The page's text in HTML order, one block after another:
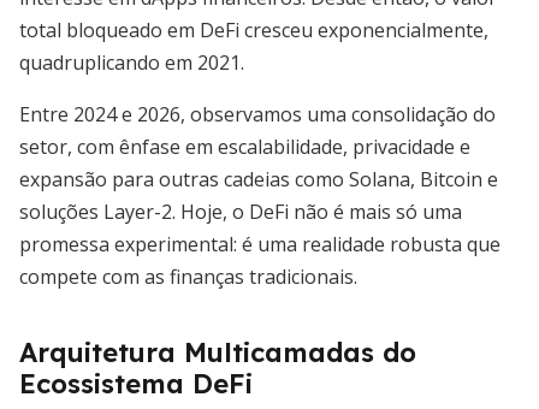
total bloqueado em DeFi cresceu exponencialmente,
quadruplicando em 2021.
Entre 2024 e 2026, observamos uma consolidação do
setor, com ênfase em escalabilidade, privacidade e
expansão para outras cadeias como Solana, Bitcoin e
soluções Layer-2. Hoje, o DeFi não é mais só uma
promessa experimental: é uma realidade robusta que
compete com as finanças tradicionais.
Arquitetura Multicamadas do
Ecossistema DeFi